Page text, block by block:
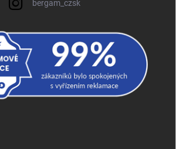
bergam_czsk